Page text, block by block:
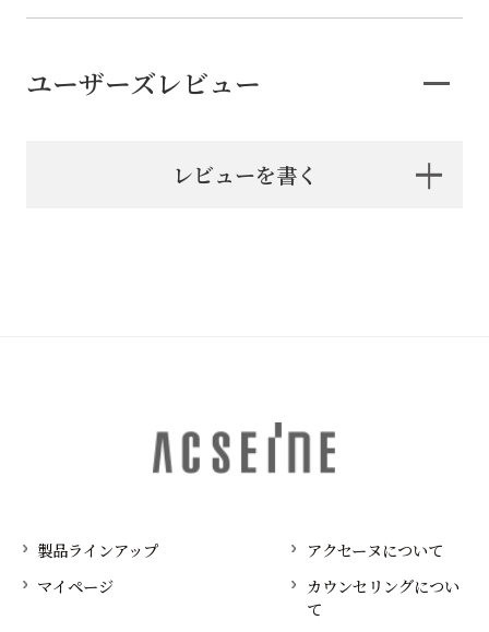
ユーザーズレビュー
レビューを書く
製品ラインアップ
アクセーヌについて
マイページ
カウンセリングについ
て